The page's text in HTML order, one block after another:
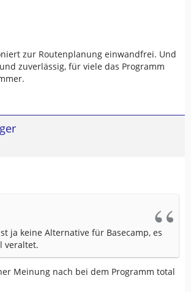
zur Routenplanung einwandfrei. Und
zuverlässig, für viele das Programm
ja keine Alternative für Basecamp, es
veraltet.
Meinung nach bei dem Programm total